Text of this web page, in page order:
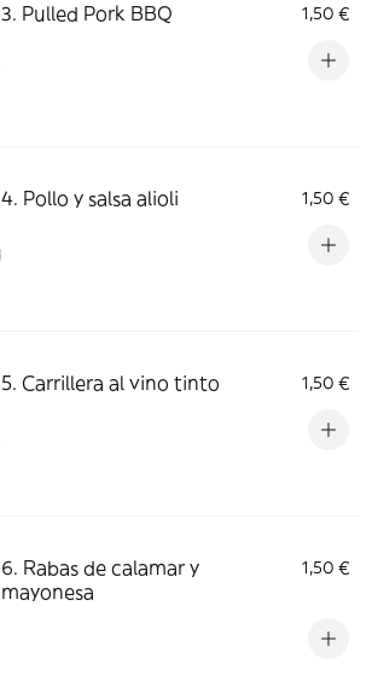
3. Pulled Pork BBQ 1,50 €
4. Pollo y salsa alioli 1,50 €
5. Carrillera al vino tinto 1,50 €
6. Rabas de calamar y
mayonesa
1,50 €